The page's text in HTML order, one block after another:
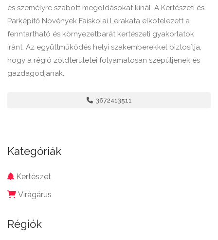
és személyre szabott megoldásokat kínál. A Kertészeti és
Parképítő Növények Faiskolai Lerakata elkötelezett a
fenntartható és környezetbarát kertészeti gyakorlatok
iránt. Az együttműködés helyi szakemberekkel biztosítja,
hogy a régió zöldterületei folyamatosan szépüljenek és
gazdagodjanak.
3672413511
Kategóriák
Kertészet
Virágárus
Régiók